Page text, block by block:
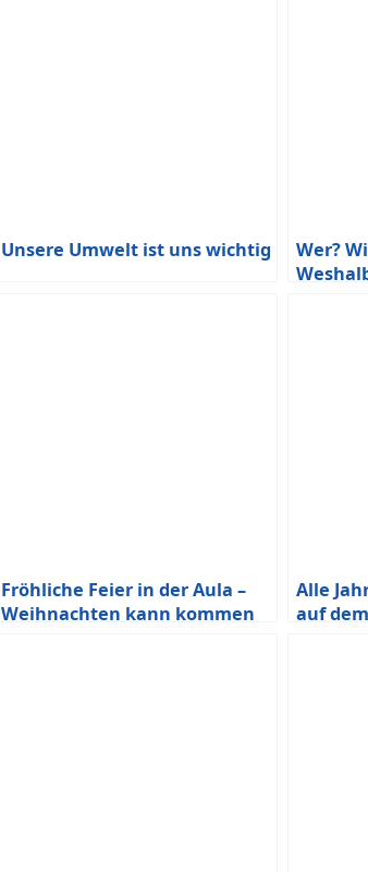
Unsere Umwelt ist uns wichtig
Wer?
Fröhliche Feier in der Aula –
Weihnachten kann kommen
Alle
auf